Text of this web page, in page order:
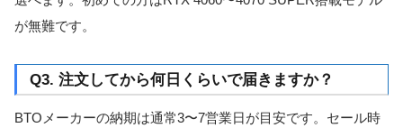
が無難です。
Q3. 注文してから何日くらいで届きますか？
BTOメーカーの納期は通常3〜7営業日が目安です。セール時